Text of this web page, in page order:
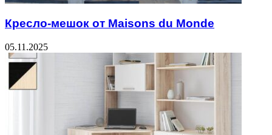
Кресло-мешок от Maisons du Monde
05.11.2025